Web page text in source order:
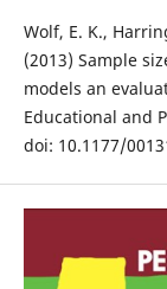
Wolf, E. K.,
(2013) Sample
models an
Educational and
doi: 10.1177/